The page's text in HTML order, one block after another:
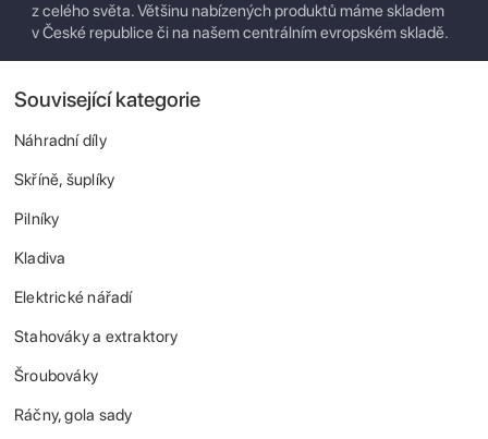
z celého světa. Většinu nabízených produktů máme skladem
v České republice či na našem centrálním evropském skladě.
Související kategorie
Náhradní díly
Skříně, šuplíky
Pilníky
Kladiva
Elektrické nářadí
Stahováky a extraktory
Šroubováky
Ráčny, gola sady